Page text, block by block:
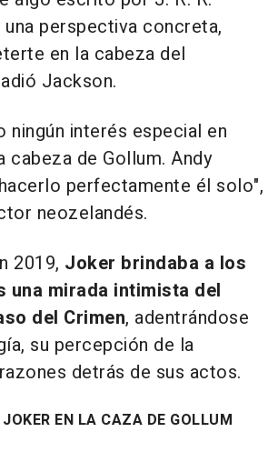
perspectiva concreta,
en la cabeza del
Jackson.
ningún interés especial en
cabeza de Gollum. Andy
perfectamente él solo",
neozelandés.
2019, Joker brindaba a los
una mirada intimista del
del Crimen, adentrándose
su percepción de la
detrás de sus actos.
JOKER EN LA CAZA DE GOLLUM